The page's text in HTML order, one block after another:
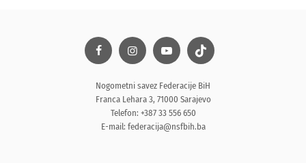
Nogometni savez Federacije BiH
Franca Lehara 3, 71000 Sarajevo
Telefon: +387 33 556 650
E-mail: federacija@nsfbih.ba